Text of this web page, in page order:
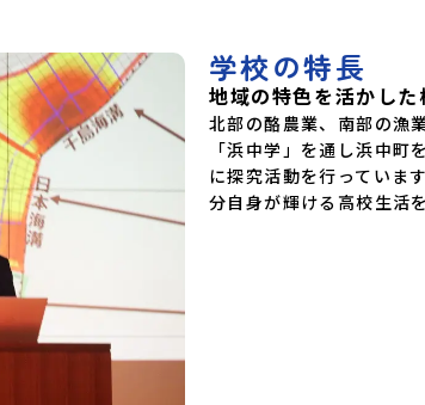
学校の特長
地域の特色を活かした
北部の酪農業、南部の漁
「浜中学」を通し浜中
に探究活動を行っていま
分自身が輝ける高校生活